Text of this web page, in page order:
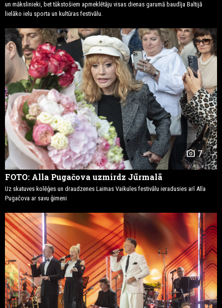
un mākslinieki, bet tūkstošiem apmeklētāju visas dienas garumā baudīja Baltijā
lielāko ielu sporta un kultūras festivālu.
photo_camera 7
FOTO: Alla Pugačova uzmirdz Jūrmalā
Uz skatuves kolēģes un draudzenes Laimas Vaikules festivālu ieradusies arī Alla
Pugačova ar savu ģimeni